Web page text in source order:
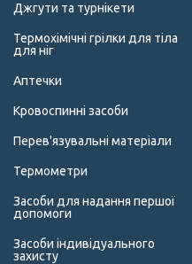
Джгути та турнікети
Термохімічні грілки для тіла
для ніг
Аптечки
Кровоспинні засоби
Перев'язувальні матеріали
Термометри
Засоби для надання першої
допомоги
Засоби індивідуального
захисту